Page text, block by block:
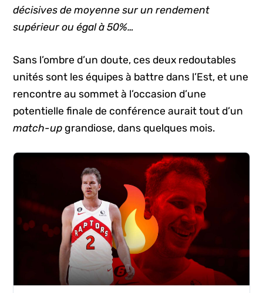
décisives de moyenne sur un rendement
supérieur ou égal à 50%…
Sans l’ombre d’un doute, ces deux redoutables
unités sont les équipes à battre dans l’Est, et une
rencontre au sommet à l’occasion d’une
potentielle finale de conférence aurait tout d’un
match-up grandiose, dans quelques mois.